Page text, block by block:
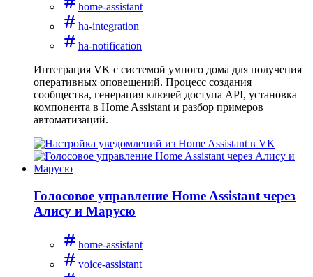
home-assistant
ha-integration
ha-notification
Интеграция VK с системой умного дома для получения
оперативных оповещений. Процесс создания
сообщества, генерация ключей доступа API, установка
компонента в Home Assistant и разбор примеров
автоматизаций.
Голосовое управление Home Assistant через
Алису и Марусю
home-assistant
voice-assistant